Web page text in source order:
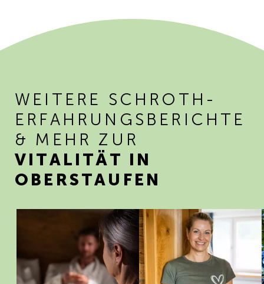
WEITERE SCHROTH-
ERFAHRUNGSBERICHTE
& MEHR ZUR
VITALITÄT IN
OBERSTAUFEN